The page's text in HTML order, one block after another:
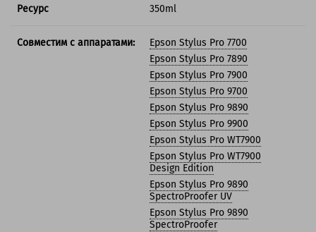
Ресурс 350ml
Совместим с аппаратами:
Epson Stylus Pro 7700
Epson Stylus Pro 7890
Epson Stylus Pro 7900
Epson Stylus Pro 9700
Epson Stylus Pro 9890
Epson Stylus Pro 9900
Epson Stylus Pro WT7900
Epson Stylus Pro WT7900
Design Edition
Epson Stylus Pro 9890
SpectroProofer UV
Epson Stylus Pro 9890
SpectroProofer